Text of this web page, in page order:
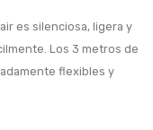
es silenciosa, ligera y
Los 3 metros de
flexibles y